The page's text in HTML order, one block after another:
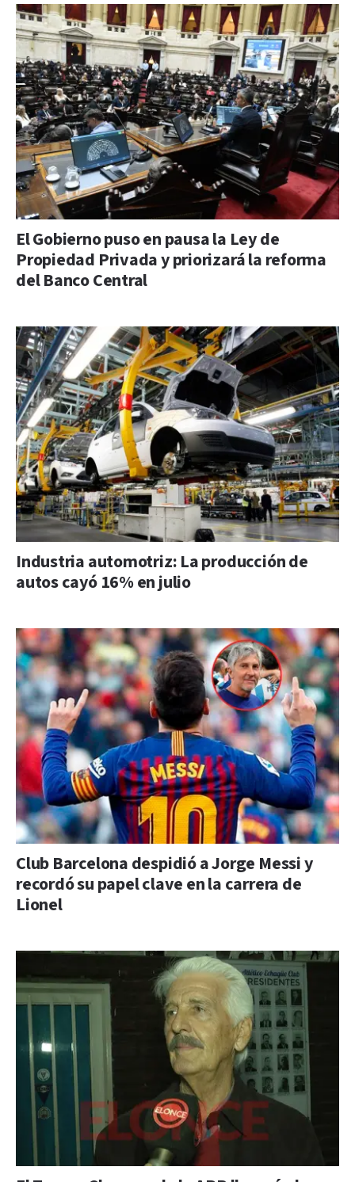
El Gobierno puso en pausa la Ley de
Propiedad Privada y priorizará la reforma
del Banco Central
Industria automotriz: La producción de
autos cayó 16% en julio
Club Barcelona despidió a Jorge Messi y
recordó su papel clave en la carrera de
Lionel